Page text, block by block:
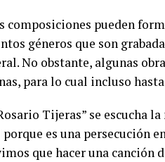
composiciones pueden
géneros que son
No obstante, algunas
para lo cual incluso
Tijeras” se escucha
es una persecución
que hacer una canción